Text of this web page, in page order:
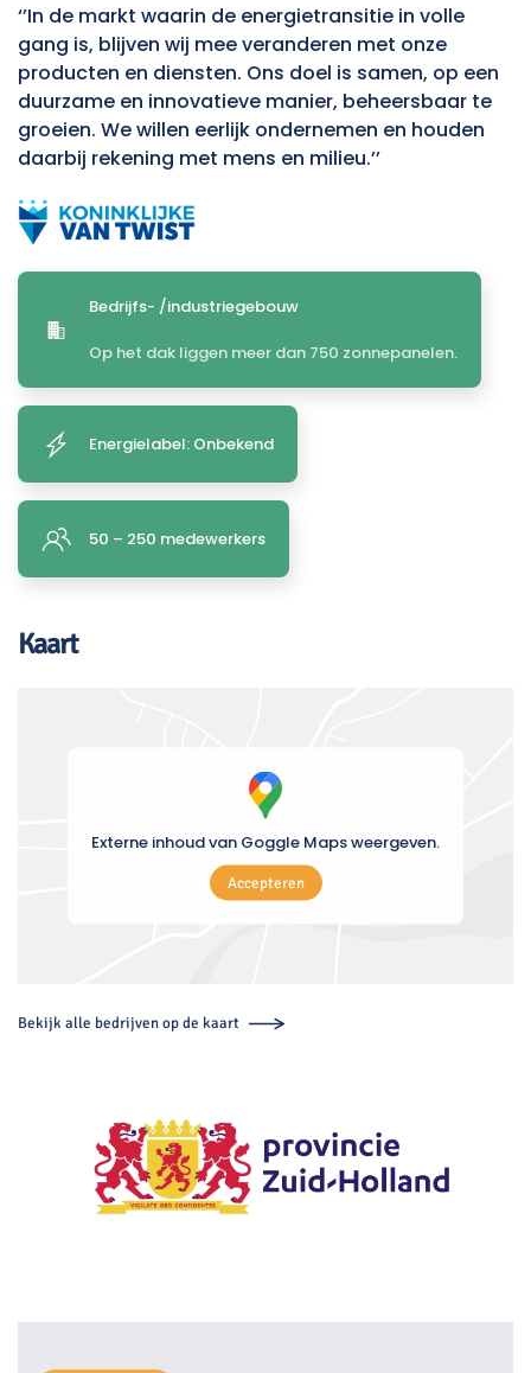
‘’In de markt waarin de energietransitie in volle
gang is, blijven wij mee veranderen met onze
producten en diensten. Ons doel is samen, op een
duurzame en innovatieve manier, beheersbaar te
groeien. We willen eerlijk ondernemen en houden
daarbij rekening met mens en milieu.’’
Bedrijfs- /industriegebouw
Op het dak liggen meer dan 750 zonnepanelen.
Energielabel: Onbekend
50 – 250 medewerkers
Kaart
Externe inhoud van Goggle Maps weergeven.
Accepteren
Bekijk alle bedrijven op de kaart